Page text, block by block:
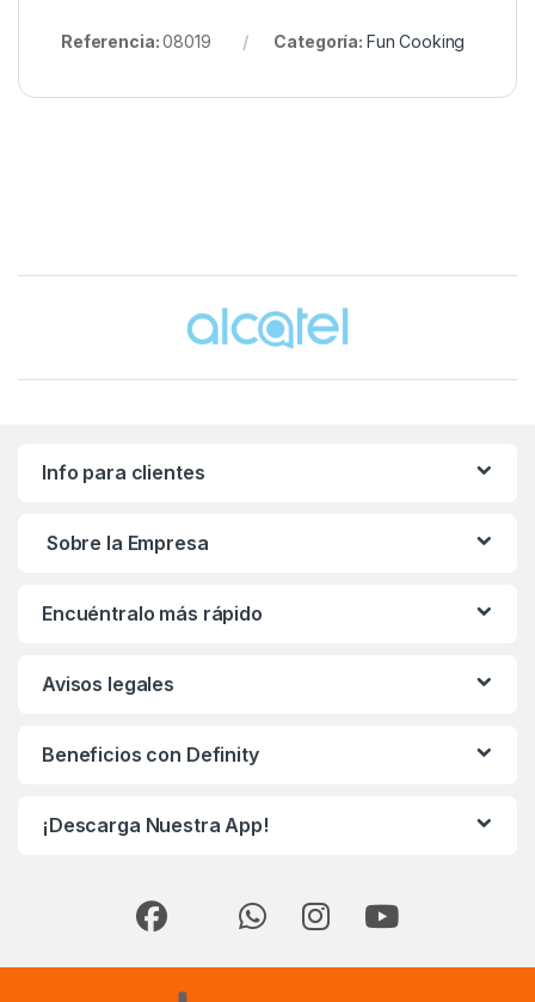
Referencia:08019 Categoría: Fun Cooking
Info para clientes
Sobre la Empresa
Encuéntralo más rápido
Avisos legales
Beneficios con Definity
¡Descarga Nuestra App!